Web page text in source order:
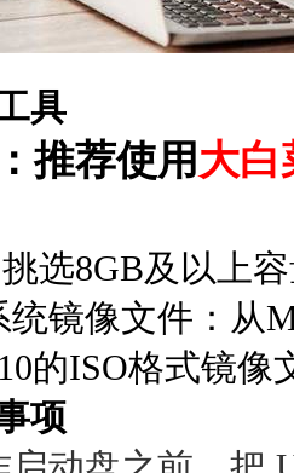
具
推荐使用 大白
选8GB及以上
统镜像文件：从
的ISO格式镜像
项